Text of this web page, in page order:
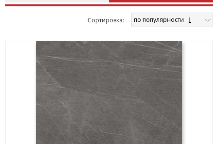
Cортировка: по популярности